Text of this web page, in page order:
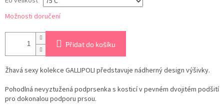
Možnosti doručení
Přidat do košíku
Žhavá sexy kolekce GALLIPOLI představuje nádherný design výšivky.
Pohodlná nevyztužená podprsenka s kosticí v pevném dvojitém podšití
pro dokonalou podporu prsou.